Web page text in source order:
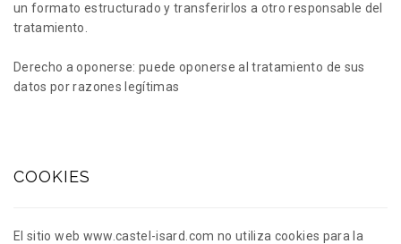
un formato estructurado y transferirlos a otro responsable del
tratamiento.
Derecho a oponerse: puede oponerse al tratamiento de sus
datos por razones legítimas
COOKIES
El sitio web www.castel-isard.com no utiliza cookies para la